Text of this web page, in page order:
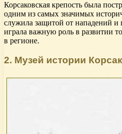
Корсаковская крепость была
одним из самых значимых
служила защитой от нападений и
играла важную роль в развитии
в регионе.
2. Музей истории